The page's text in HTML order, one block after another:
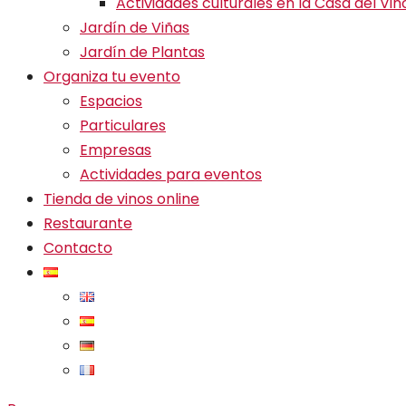
Jardín de Viñas
Jardín de Plantas
Organiza tu evento
Espacios
Particulares
Empresas
Actividades para eventos
Tienda de vinos online
Restaurante
Contacto